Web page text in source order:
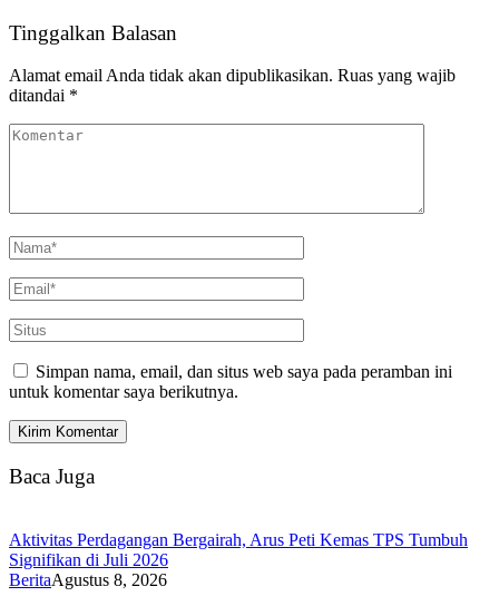
Tinggalkan Balasan
Alamat email Anda tidak akan dipublikasikan. Ruas yang wajib
ditandai *
Simpan nama, email, dan situs web saya pada peramban ini
untuk komentar saya berikutnya.
Baca Juga
Aktivitas Perdagangan Bergairah, Arus Peti Kemas TPS Tumbuh
Signifikan di Juli 2026
BeritaAgustus 8, 2026